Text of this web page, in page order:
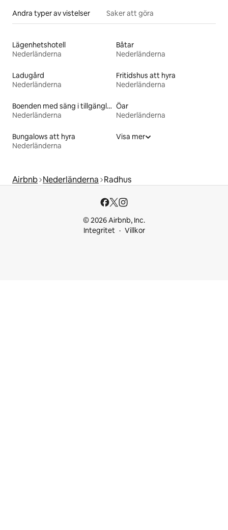
Andra typer av vistelser Saker att göra
Lägenhetshotell
Nederländerna
Båtar
Nederländerna
Ladugård
Nederländerna
Fritidshus att hyra
Nederländerna
Boenden med säng i tillgänglighetsanpassad höjd
Nederländerna
Öar
Nederländerna
Bungalows att hyra
Nederländerna
Visa mer
Airbnb Nederländerna Radhus
© 2026 Airbnb, Inc.
Integritet
Villkor